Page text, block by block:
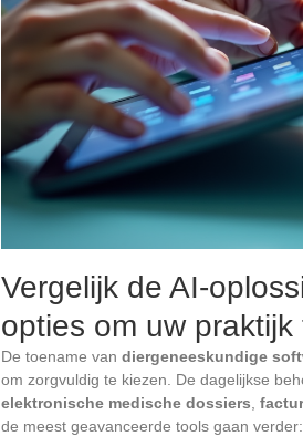
Vergelijk de AI-
opties om uw
De toename van diergeneeskundige
om zorgvuldig te kiezen. De dagelijkse
elektronische medische dossiers
de meest geavanceerde tools gaan